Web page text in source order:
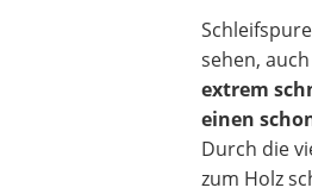
sehen,
extrem
einen
Durch die
zum Holz